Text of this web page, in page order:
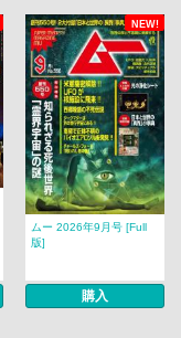
NEW!
ムー 2026年9月号 [Full
版]
購入